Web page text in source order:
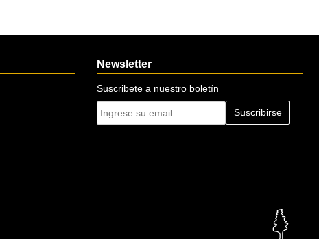
Newsletter
Suscribete a nuestro boletín
Suscribirse